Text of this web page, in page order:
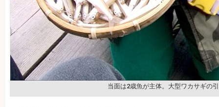
当面は2歳魚が主体。大型ワカサギの